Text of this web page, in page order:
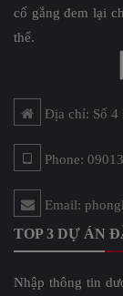
cố gắng đem lại
thể.
Địa chỉ: Số 4
Phone:
Email:
TOP 3 DỰ ÁN
Nhập thông tin